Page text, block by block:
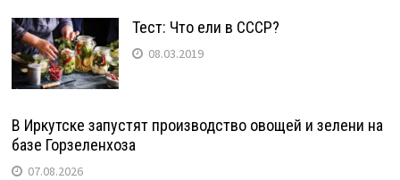
Тест: Что ели в СССР?
08.03.2019
В Иркутске запустят производство овощей и зелени на
базе Горзеленхоза
07.08.2026